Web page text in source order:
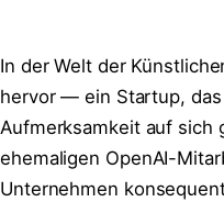
In der Welt der
hervor — ein Startup,
Aufmerksamkeit auf sich
ehemaligen OpenAI-
Unternehmen